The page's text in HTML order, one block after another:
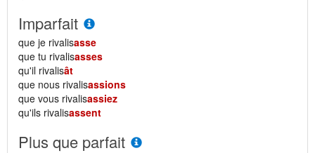
Imparfait
que je rivalisasse
que tu rivalisasses
qu'il rivalisât
que nous rivalisassions
que vous rivalisassiez
qu'ils rivalisassent
Plus que parfait